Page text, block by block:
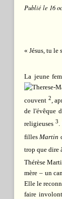
Publié le 16
« Jésus, tu le
La jeune
couvent 2 ,
de l'évêque
religieuses 3.
filles Martin
trop que dire
Thérèse
mère – un
Elle le
faire